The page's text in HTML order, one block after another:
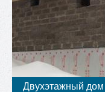
Двухэтажный дом